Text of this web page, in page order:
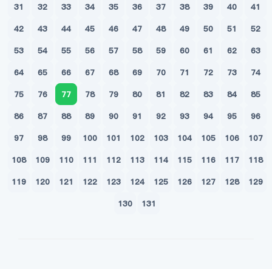
31
32 33 34 35 36 37 38 39 40
41
42
43 44 45 46 47 48 49 50 51
52
53
54 55 56 57 58 59 60 61 62
63
64
65 66 67 68 69 70 71 72 73
74
75
76 77 78 79 80 81 82 83 84
85
86
87 88 89 90 91 92 93 94 95
96
97
98 99 100 101 102 103 104 105 106
107
108
109 110 111 112 113 114 115 116 117
118
119
120 121 122 123 124 125 126 127 128
129
130
131